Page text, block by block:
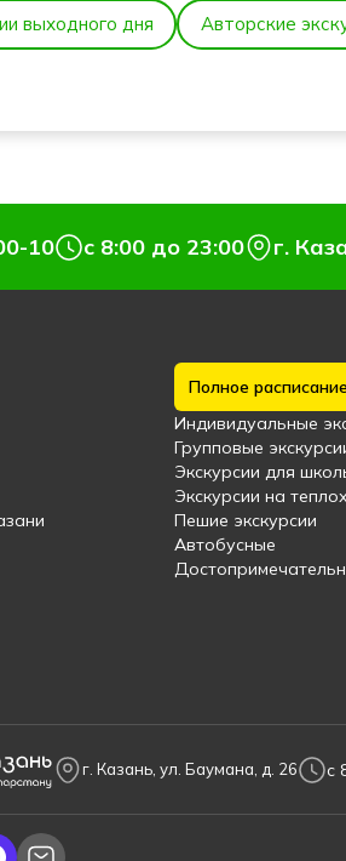
выходного дня Авторские
10 c 8:00 до 23:00 г.
Полное
Индивидуальные
Групповые
Экскурсии для
Экскурсии на
Пешие экскурсии
Автобусные
г. Казань, ул. Баумана, д. 26 c